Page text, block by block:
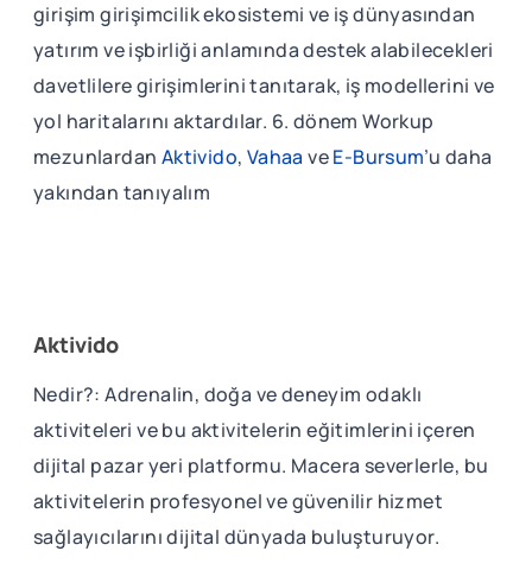
girişim girişimcilik ekosistemi ve iş dünyasından
yatırım ve işbirliği anlamında destek alabilecekleri
davetlilere girişimlerini tanıtarak, iş modellerini ve
yol haritalarını aktardılar. 6. dönem Workup
mezunlardan Aktivido, Vahaa veE-Bursum’u daha
yakından tanıyalım
Aktivido
Nedir?: Adrenalin, doğa ve deneyim odaklı
aktiviteleri ve bu aktivitelerin eğitimlerini içeren
dijital pazar yeri platformu. Macera severlerle, bu
aktivitelerin profesyonel ve güvenilir hizmet
sağlayıcılarını dijital dünyada buluşturuyor.